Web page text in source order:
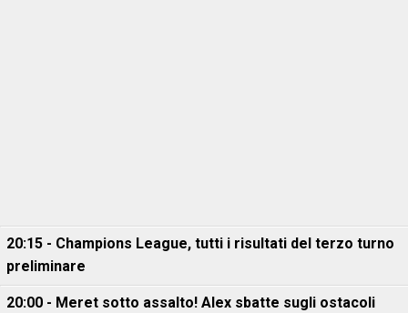
20:15 - Champions League, tutti i risultati del terzo turno
preliminare
20:00 - Meret sotto assalto! Alex sbatte sugli ostacoli